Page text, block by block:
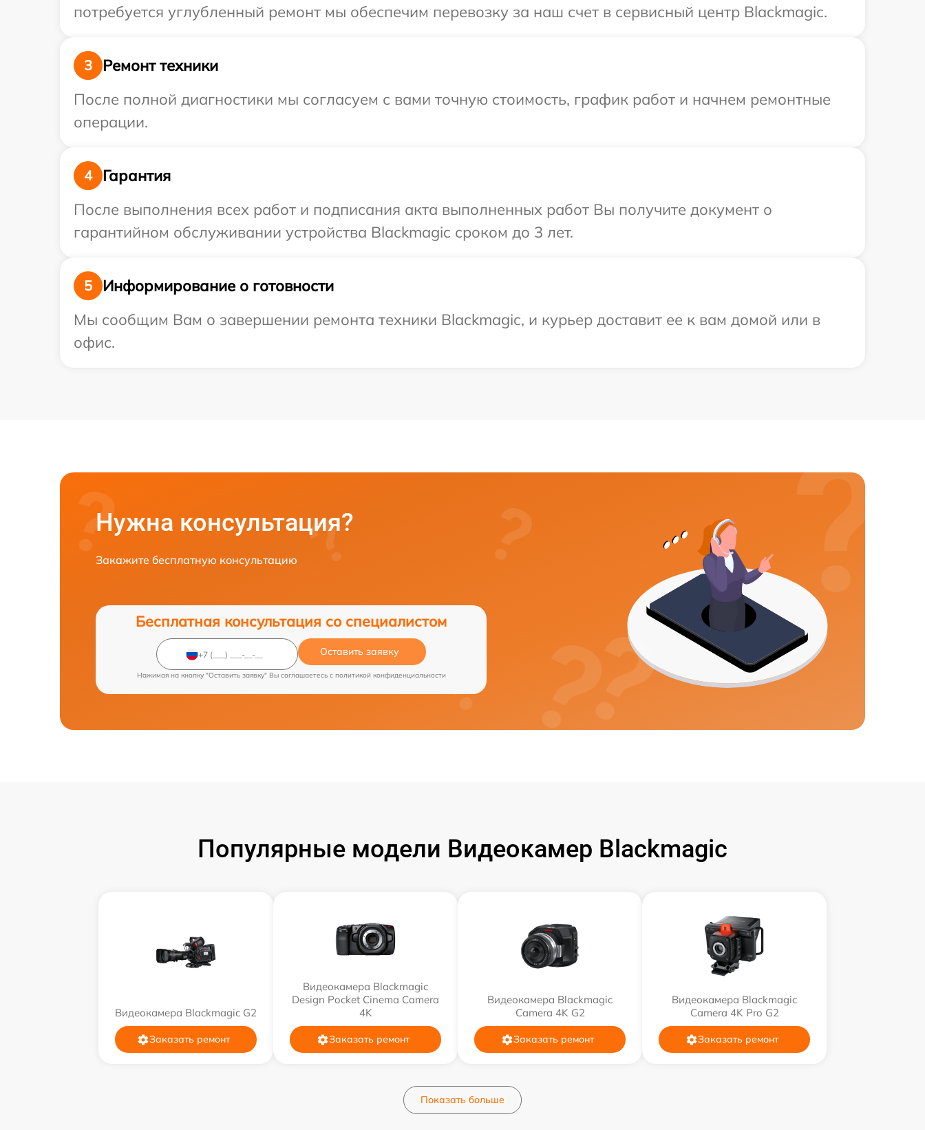
потребуется углубленный ремонт мы обеспечим перевозку за наш счет в сервисный центр Blackmagic.
3
Ремонт техники
После полной диагностики мы согласуем с вами точную стоимость, график работ и начнем ремонтные
операции.
4
Гарантия
После выполнения всех работ и подписания акта выполненных работ Вы получите документ о
гарантийном обслуживании устройства Blackmagic сроком до 3 лет.
5
Информирование о готовности
Мы сообщим Вам о завершении ремонта техники Blackmagic, и курьер доставит ее к вам домой или в
офис.
Нужна консультация?
Закажите бесплатную консультацию
Бесплатная консультация со специалистом
Оставить заявку
Нажимая на кнопку "Оставить заявку" Вы соглашаетесь c политикой конфиденциальности
Популярные модели Видеокамер Blackmagic
Видеокамера Blackmagic G2
Заказать ремонт
Видеокамера Blackmagic
Design Pocket Cinema Camera
4K
Заказать ремонт
Видеокамера Blackmagic
Camera 4K G2
Заказать ремонт
Видеокамера Blackmagic
Camera 4K Pro G2
Заказать ремонт
Показать больше